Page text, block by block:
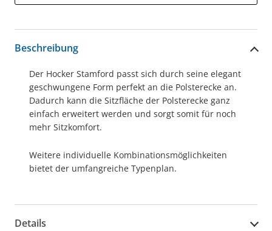
Beschreibung
Der Hocker Stamford passt sich durch seine elegant
geschwungene Form perfekt an die Polsterecke an.
Dadurch kann die Sitzfläche der Polsterecke ganz
einfach erweitert werden und sorgt somit für noch
mehr Sitzkomfort.
Weitere individuelle Kombinationsmöglichkeiten
bietet der umfangreiche Typenplan.
Details